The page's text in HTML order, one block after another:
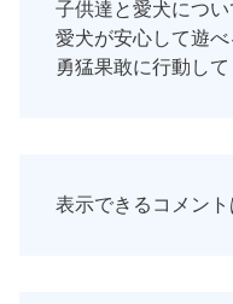
子供達と愛犬につい
愛犬が安心して遊
勇猛果敢に行動し
表示できるコメント